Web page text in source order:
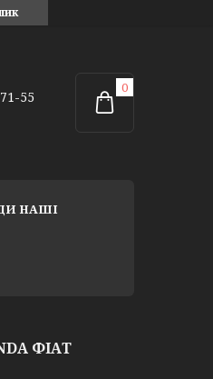
55
НАШІ
ФІАТ